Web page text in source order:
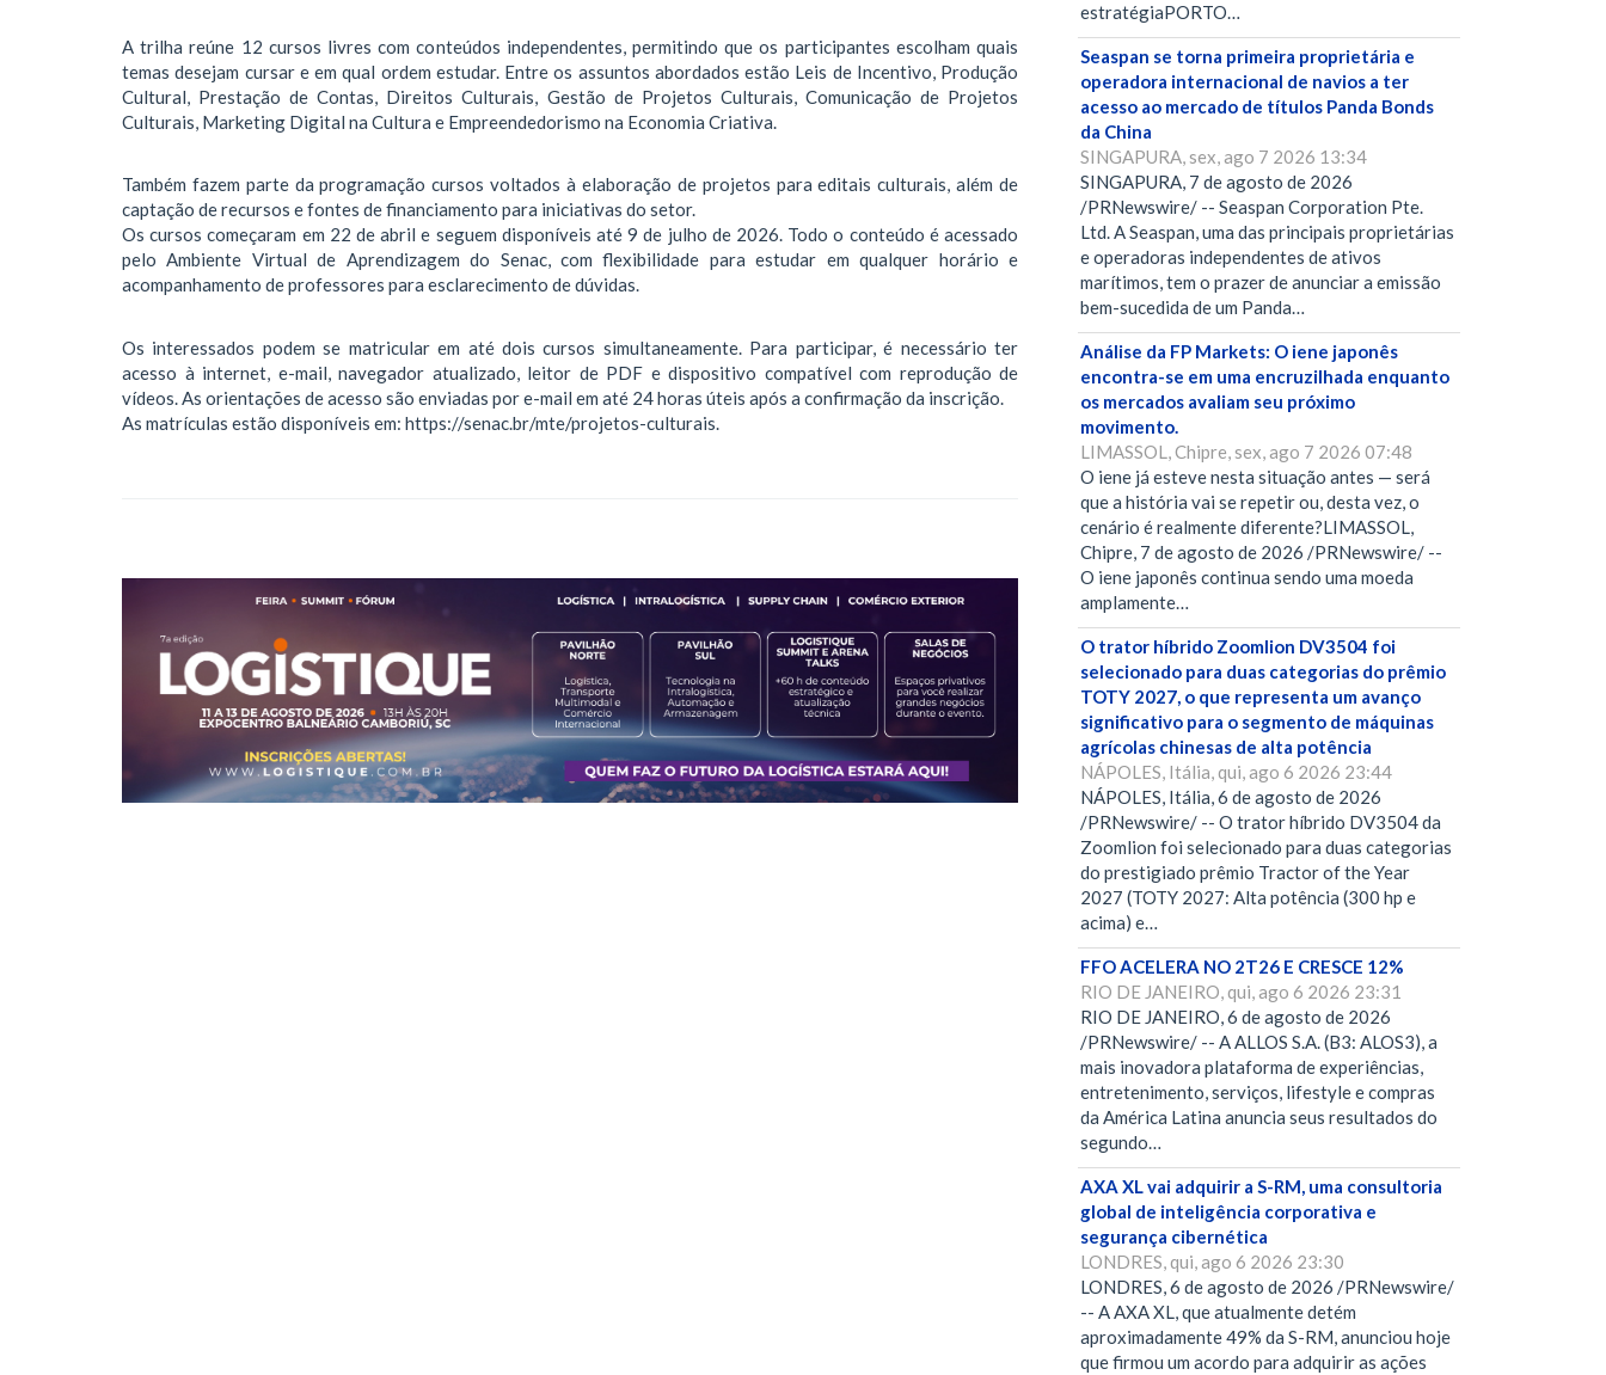
A trilha reúne 12 cursos livres com conteúdos independentes, permitindo que os participantes escolham quais
temas desejam cursar e em qual ordem estudar. Entre os assuntos abordados estão Leis de Incentivo, Produção
Cultural, Prestação de Contas, Direitos Culturais, Gestão de Projetos Culturais, Comunicação de Projetos
Culturais, Marketing Digital na Cultura e Empreendedorismo na Economia Criativa.
Também fazem parte da programação cursos voltados à elaboração de projetos para editais culturais, além de
captação de recursos e fontes de financiamento para iniciativas do setor.
Os cursos começaram em 22 de abril e seguem disponíveis até 9 de julho de 2026. Todo o conteúdo é acessado
pelo Ambiente Virtual de Aprendizagem do Senac, com flexibilidade para estudar em qualquer horário e
acompanhamento de professores para esclarecimento de dúvidas.
Os interessados podem se matricular em até dois cursos simultaneamente. Para participar, é necessário ter
acesso à internet, e-mail, navegador atualizado, leitor de PDF e dispositivo compatível com reprodução de
vídeos. As orientações de acesso são enviadas por e-mail em até 24 horas úteis após a confirmação da inscrição.
As matrículas estão disponíveis em: https://senac.br/mte/projetos-culturais.
estratégiaPORTO…
Seaspan se torna primeira proprietária e
operadora internacional de navios a ter
acesso ao mercado de títulos Panda Bonds
da China
SINGAPURA, sex, ago 7 2026 13:34
SINGAPURA, 7 de agosto de 2026
/PRNewswire/ -- Seaspan Corporation Pte.
Ltd. A Seaspan, uma das principais proprietárias
e operadoras independentes de ativos
marítimos, tem o prazer de anunciar a emissão
bem-sucedida de um Panda…
Análise da FP Markets: O iene japonês
encontra-se em uma encruzilhada enquanto
os mercados avaliam seu próximo
movimento.
LIMASSOL, Chipre, sex, ago 7 2026 07:48
O iene já esteve nesta situação antes — será
que a história vai se repetir ou, desta vez, o
cenário é realmente diferente?LIMASSOL,
Chipre, 7 de agosto de 2026 /PRNewswire/ --
O iene japonês continua sendo uma moeda
amplamente…
O trator híbrido Zoomlion DV3504 foi
selecionado para duas categorias do prêmio
TOTY 2027, o que representa um avanço
significativo para o segmento de máquinas
agrícolas chinesas de alta potência
NÁPOLES, Itália, qui, ago 6 2026 23:44
NÁPOLES, Itália, 6 de agosto de 2026
/PRNewswire/ -- O trator híbrido DV3504 da
Zoomlion foi selecionado para duas categorias
do prestigiado prêmio Tractor of the Year
2027 (TOTY 2027: Alta potência (300 hp e
acima) e…
FFO ACELERA NO 2T26 E CRESCE 12%
RIO DE JANEIRO, qui, ago 6 2026 23:31
RIO DE JANEIRO, 6 de agosto de 2026
/PRNewswire/ -- A ALLOS S.A. (B3: ALOS3), a
mais inovadora plataforma de experiências,
entretenimento, serviços, lifestyle e compras
da América Latina anuncia seus resultados do
segundo…
AXA XL vai adquirir a S-RM, uma consultoria
global de inteligência corporativa e
segurança cibernética
LONDRES, qui, ago 6 2026 23:30
LONDRES, 6 de agosto de 2026 /PRNewswire/
-- A AXA XL, que atualmente detém
aproximadamente 49% da S-RM, anunciou hoje
que firmou um acordo para adquirir as ações